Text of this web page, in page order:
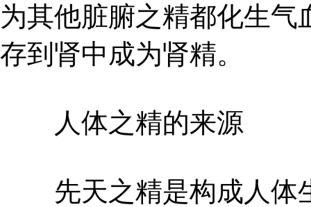
为其他脏腑之精都化生
存到肾中成为肾精。
人体之精的来源
先天之精是构成人体